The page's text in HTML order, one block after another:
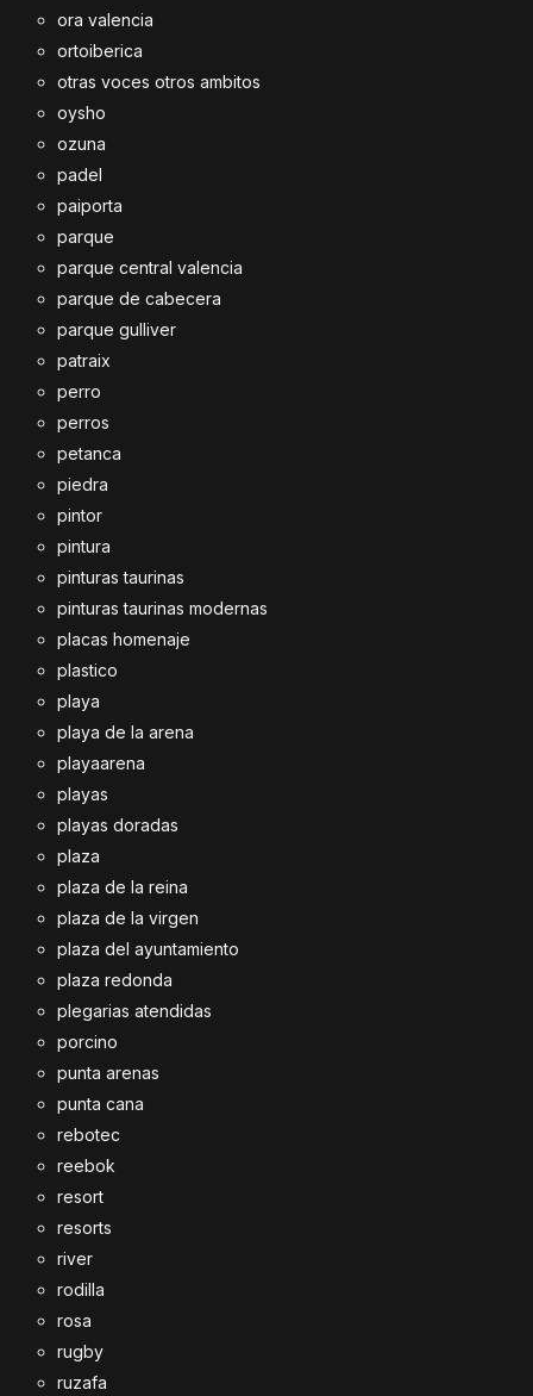
ora valencia
ortoiberica
otras voces otros ambitos
oysho
ozuna
padel
paiporta
parque
parque central valencia
parque de cabecera
parque gulliver
patraix
perro
perros
petanca
piedra
pintor
pintura
pinturas taurinas
pinturas taurinas modernas
placas homenaje
plastico
playa
playa de la arena
playaarena
playas
playas doradas
plaza
plaza de la reina
plaza de la virgen
plaza del ayuntamiento
plaza redonda
plegarias atendidas
porcino
punta arenas
punta cana
rebotec
reebok
resort
resorts
river
rodilla
rosa
rugby
ruzafa